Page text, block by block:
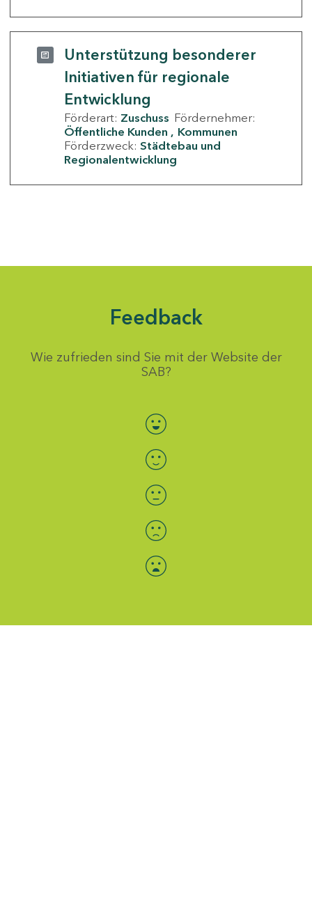
Unterstützung besonderer
Initiativen für regionale
Entwicklung
Förderart: Zuschuss Fördernehmer:
Öffentliche Kunden
Kommunen
Förderzweck: Städtebau und
Regionalentwicklung
Feedback
Wie zufrieden sind Sie mit der Website der
SAB?
Bewertung auswählen